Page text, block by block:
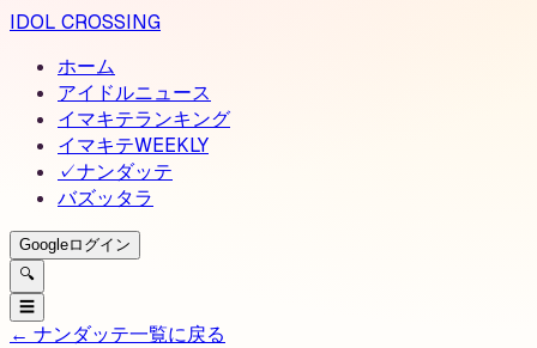
IDOL CROSSING
ホーム
アイドルニュース
イマキテランキング
イマキテWEEKLY
✓ナンダッテ
バズッタラ
Googleログイン
🔍
☰
← ナンダッテ一覧に戻る